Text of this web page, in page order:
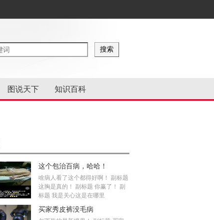
图说天下 知识百科
这个包治百病，哈哈！
啥病人看了这个都得好啊！ 副标题
这胸是真的！ 副标题 你赢了！ 副
标题 我是关心这是在哪里
买家秀皮裤没毛病